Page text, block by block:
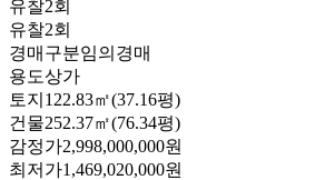
유찰2회
유찰2회
경매구분임의경매
용도상가
토지 122.83㎡(37.16평)
건물252.37㎡(76.34평)
감정가2,998,000,000원
최저가1,469,020,000원